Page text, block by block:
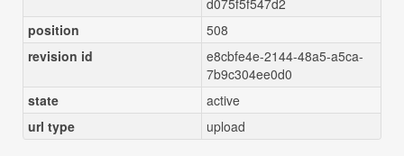
d075f5f547d2
position
508
revision id
e8cbfe4e-2144-48a5-a5ca-
7b9c304ee0d0
state
active
url type
upload